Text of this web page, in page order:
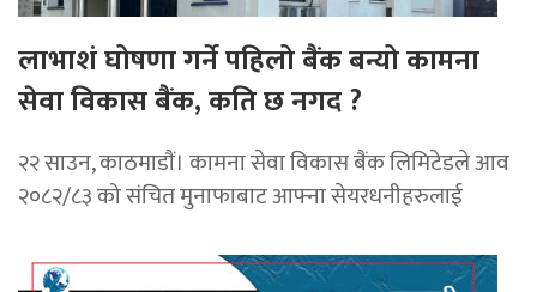
लाभाशं घोषणा गर्ने पहिलो बैंक बन्यो कामना
सेवा विकास बैंक, कति छ नगद ?
२२ साउन, काठमाडाैं। कामना सेवा विकास बैंक लिमिटेडले आव
२०८२/८३ को संचित मुनाफाबाट आफ्ना सेयरधनीहरुलाई